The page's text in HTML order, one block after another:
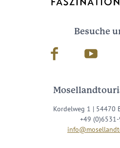
Besuche
Facebook Youtube
Kordelweg 1 | 54470
+49